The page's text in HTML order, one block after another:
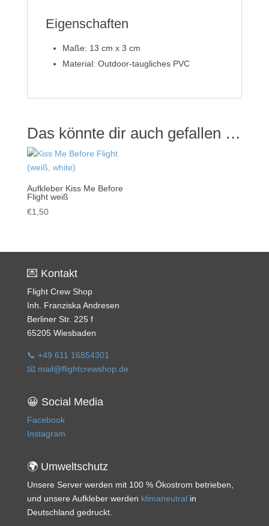
Eigenschaften
Maße: 13 cm x 3 cm
Material: Outdoor-taugliches PVC
Das könnte dir auch gefallen …
Aufkleber Kiss Me Before
Flight weiß
€1,50
💌 Kontakt
Flight Crew Shop
Inh. Franziska Andresen
Berliner Str. 225 f
65205 Wiesbaden
📞 +49 611 16854301
📧 mail@flightcrewshop.de
😀 Social Media
Facebook
Instagram
🌍 Umweltschutz
Unsere Server werden mit 100 % Ökostrom betrieben,
und unsere Aufkleber werden klimaneutral in
Deutschland gedruckt.